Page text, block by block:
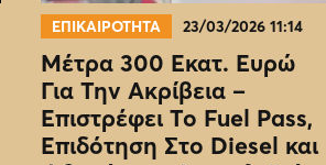
ΕΠΙΚΑΙΡΟΤΗΤΑ 23/03/2026 11:14
Μέτρα 300 Εκατ. Ευρώ
Για Την Ακρίβεια –
Επιστρέφει Το Fuel Pass,
Επιδότηση Στο Diesel και